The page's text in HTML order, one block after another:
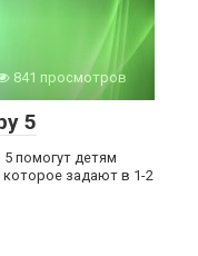
841 просмотров
5
помогут детям
задают в 1-2